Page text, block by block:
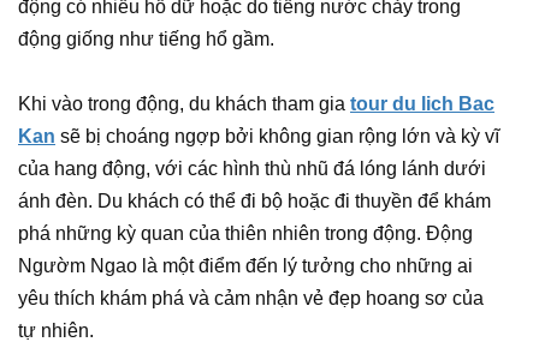
động có nhiều hổ dữ hoặc do tiếng nước chảy trong
động giống như tiếng hổ gầm.
Khi vào trong động, du khách tham gia tour du lich Bac
Kan sẽ bị choáng ngợp bởi không gian rộng lớn và kỳ vĩ
của hang động, với các hình thù nhũ đá lóng lánh dưới
ánh đèn. Du khách có thể đi bộ hoặc đi thuyền để khám
phá những kỳ quan của thiên nhiên trong động. Động
Ngườm Ngao là một điểm đến lý tưởng cho những ai
yêu thích khám phá và cảm nhận vẻ đẹp hoang sơ của
tự nhiên.